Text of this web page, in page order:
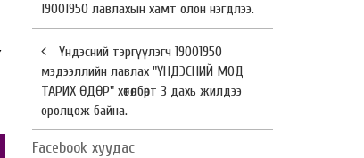
19001950 лавлахын хамт олон нэгдлээ.
Үндэсний тэргүүлэгч 19001950
мэдээллийн лавлах "ҮНДЭСНИЙ МОД
ТАРИХ ӨДӨР" хөтөлбөрт 3 дахь жилдээ
оролцож байна.
Facebook хуудас